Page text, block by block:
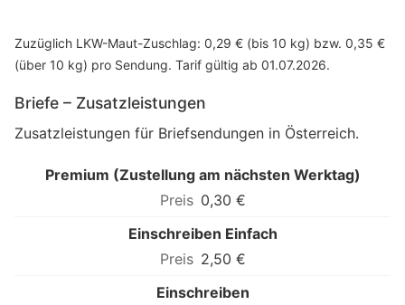
Zuzüglich LKW-Maut-Zuschlag: 0,29 € (bis 10 kg) bzw. 0,35 €
(über 10 kg) pro Sendung. Tarif gültig ab 01.07.2026.
Briefe – Zusatzleistungen
Zusatzleistungen für Briefsendungen in Österreich.
Premium (Zustellung am nächsten Werktag)
0,30 €
Einschreiben Einfach
2,50 €
Einschreiben